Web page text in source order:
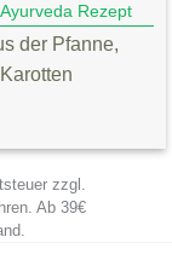
Rezept
der Pfanne,
zzgl.
Ab 39€